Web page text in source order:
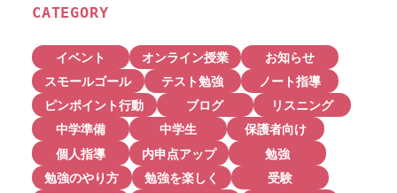
CATEGORY
イベント オンライン授業
お知らせ
スモールゴール
テスト勉強
ノート指導
ピンポイント行動
ブログ
リスニング
中学準備
中学生
保護者向け
個人指導
内申点アップ
勉強
勉強のやり方
勉強を楽しく
受験